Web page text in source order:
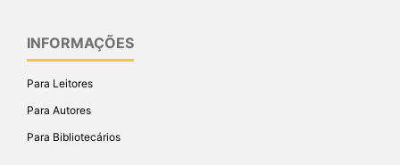
INFORMAÇÕES
Para Leitores
Para Autores
Para Bibliotecários